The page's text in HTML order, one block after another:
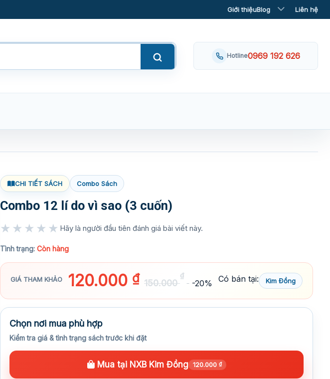
Giới thiệuBlog Liên hệ
Hotline0969 192 626
CHI TIẾT SÁCH Combo Sách
Combo 12 lí do vì sao (3 cuốn)
★★★★★ Hãy là người đầu tiên đánh giá bài viết này.
Tình trạng: Còn hàng
GIÁ THAM KHẢO 120.000 ₫ 150.000
₫
-20% Có bán tại: Kim Đồng
Chọn nơi mua phù hợp
Kiểm tra giá & tình trạng sách trước khi đặt
Mua tại NXB Kim Đồng 120.000 ₫